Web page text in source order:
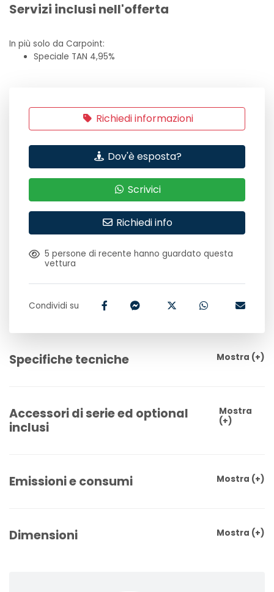
Servizi inclusi nell'offerta
In più solo da Carpoint:
Speciale TAN 4,95%
Richiedi informazioni
Dov'è esposta?
Scrivici
Richiedi info
5 persone di recente hanno guardato questa
vettura
Condividi su
Specifiche tecniche Mostra (+)
Accessori di serie ed optional
inclusi
Mostra
(+)
Emissioni e consumi Mostra (+)
Dimensioni Mostra (+)